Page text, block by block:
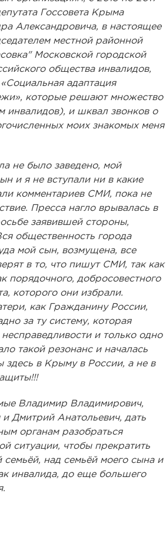
Госсовета Крыма
Александровича, в настоящее
местной районной
Московской городской
общества инвалидов,
адаптация
которые решают множество
инвалидов), и шквал звонков о
моих знакомых меня
не было заведено, мой
и я не вступали ни в какие
комментариев СМИ, пока не
Пресса нагло врывалась в
заявившей стороны,
общественность города
мой сын, возмущена, все
в то, что пишут СМИ, так как
порядочного, добросовестного
которого они избрали.
как Гражданину России,
за ту систему, которая
и только одно
такой резонанс и началась
здесь в Крыму в России, а не в
Владимир Владимирович,
Дмитрий Анатольевич, дать
органам разобраться
ситуации, чтобы прекратить
семьёй, над семьёй моего сына и
инвалида, до еще большего